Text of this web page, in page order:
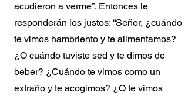
acudieron a verme”. Entonces le
responderán los justos: “Señor, ¿cuándo
te vimos hambriento y te alimentamos?
¿O cuándo tuviste sed y te dimos de
beber? ¿Cuándo te vimos como un
extraño y te acogimos? ¿O te vimos